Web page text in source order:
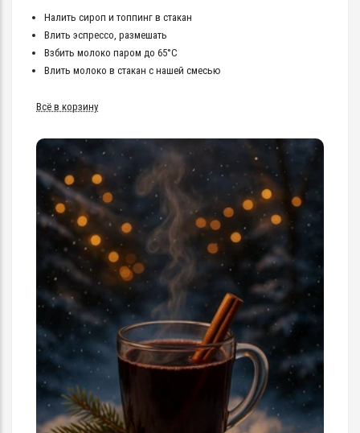
Налить сироп и топпинг в стакан
Влить эспрессо, размешать
Взбить молоко паром до 65°C
Влить молоко в стакан с нашей смесью
Всё в корзину